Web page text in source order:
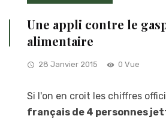
Une appli contre le
alimentaire
28 Janvier 2015 0 Vue
Si l'on en croit les chiffres
français de 4 personnes